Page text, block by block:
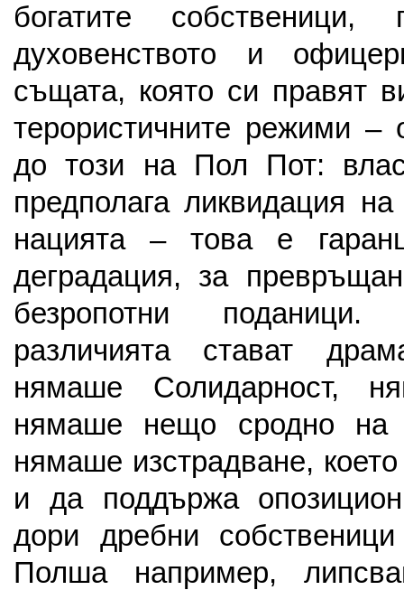
богатите
духовенството и
същата, която си правят
терористичните режими –
до този на Пол Пот:
предполага ликвидация
нацията – това е
деградация, за
безропотни
различията стават
нямаше Солидарност,
нямаше нещо сродно на
нямаше изстрадване,
и да поддържа
дори дребни
Полша например,